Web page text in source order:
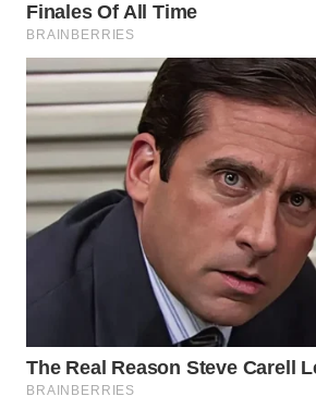
WN
MALUT
WN
DAIRI
WN
DANAU
TOBA
WN
LANGKAT